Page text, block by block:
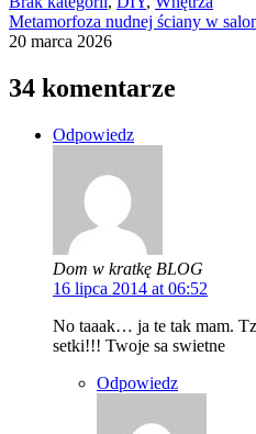
Metamorfoza nudnej ściany w
20 marca 2026
34 komentarze
Odpowiedz
Dom w kratkę BLOG
16 lipca 2014 at 06:52
No taaak… ja te tak mam.
setki!!! Twoje sa swietne
Odpowiedz